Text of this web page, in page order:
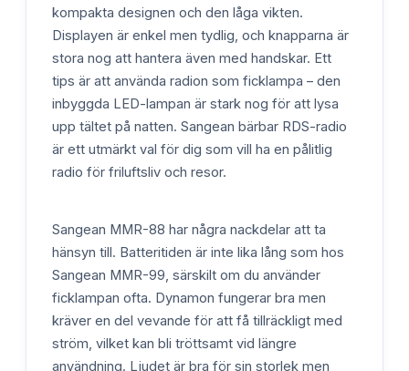
kompakta designen och den låga vikten.
Displayen är enkel men tydlig, och knapparna är
stora nog att hantera även med handskar. Ett
tips är att använda radion som ficklampa – den
inbyggda LED-lampan är stark nog för att lysa
upp tältet på natten. Sangean bärbar RDS-radio
är ett utmärkt val för dig som vill ha en pålitlig
radio för friluftsliv och resor.
Sangean MMR-88 har några nackdelar att ta
hänsyn till. Batteritiden är inte lika lång som hos
Sangean MMR-99, särskilt om du använder
ficklampan ofta. Dynamon fungerar bra men
kräver en del vevande för att få tillräckligt med
ström, vilket kan bli tröttsamt vid längre
användning. Ljudet är bra för sin storlek men